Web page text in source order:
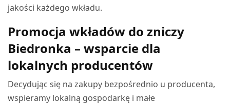
jakości każdego wkładu.
Promocja wkładów do zniczy
Biedronka – wsparcie dla
lokalnych producentów
Decydując się na zakupy bezpośrednio u producenta,
wspieramy lokalną gospodarkę i małe